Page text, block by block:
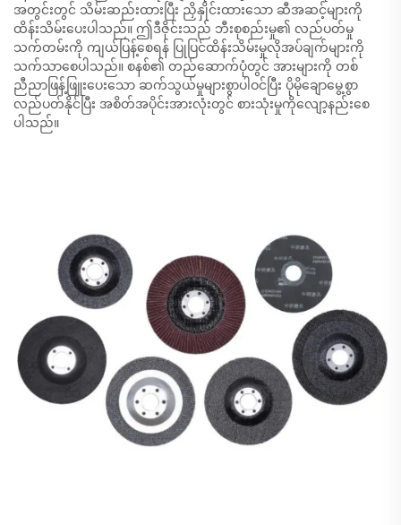
အတွင်းတွင် သိမ်းဆည်းထားပြီး ညှိနှိုင်းထားသော ဆီအဆင့်များကို
ထိန်းသိမ်းပေးပါသည်။ ဤဒီဇိုင်းသည် ဘီးစုစည်းမှု၏ လည်ပတ်မှု
သက်တမ်းကို ကျယ်ပြန့်စေရန် ပြုပြင်ထိန်းသိမ်းမှုလိုအပ်ချက်များကို
သက်သာစေပါသည်။ စနစ်၏ တည်ဆောက်ပုံတွင် အားများကို တစ်
ညီညာဖြန့်ဖြူးပေးသော ဆက်သွယ်မှုများစွာပါဝင်ပြီး ပိုမိုချောမွေ့စွာ
လည်ပတ်နိုင်ပြီး အစိတ်အပိုင်းအားလုံးတွင် စားသုံးမှုကိုလျော့နည်းစေ
ပါသည်။